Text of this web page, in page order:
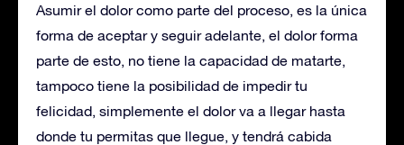
Asumir el dolor como parte del proceso, es la única
forma de aceptar y seguir adelante, el dolor forma
parte de esto, no tiene la capacidad de matarte,
tampoco tiene la posibilidad de impedir tu
felicidad, simplemente el dolor va a llegar hasta
donde tu permitas que llegue, y tendrá cabida